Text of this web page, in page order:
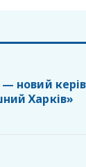
новий
Харків»